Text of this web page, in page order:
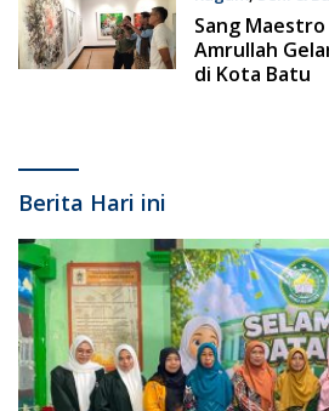
Sang
Amrullah Gelar Pameran Tunggal
di Kota Batu
Berita Hari ini